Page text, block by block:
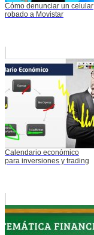
Cómo denunciar un celular
robado a Movistar
Calendario económico
para inversiones y trading